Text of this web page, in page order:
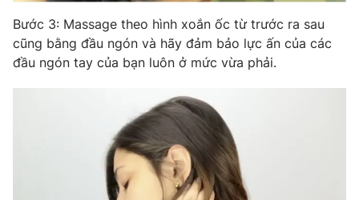
cấp ngày 29/12/2023
Tổng Biên tập:Vũ Thanh Thủy
Phó Tổng Biên tập:Nguyễn Thị Mỹ Hạnh, Phạm Quốc Thắng,
024.38 355 931 - 024.38 355 932
Ðiện thoại Thời báo VTV:024.66 897 897
toasoan@vtv.vn
Liên hệ quảng cáo:024-7300.7108
Bước 3: Massage theo hình xoắn ốc từ trước ra sau
cũng bằng đầu ngón và hãy đảm bảo lực ấn của các
đầu ngón tay của bạn luôn ở mức vừa phải.